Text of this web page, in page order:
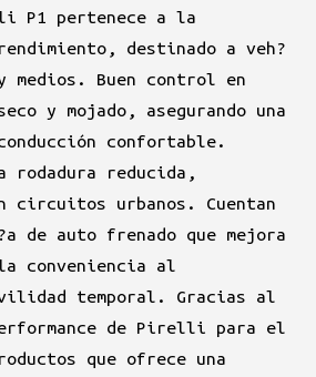
actual
es:
$1.484.900.
P1 pertenece a la
destinado a veh?
medios. Buen control en
y mojado, asegurando una
confortable.
rodadura reducida,
circuitos urbanos. Cuentan
de auto frenado que mejora
conveniencia al
temporal. Gracias al
de Pirelli para el
que ofrece una